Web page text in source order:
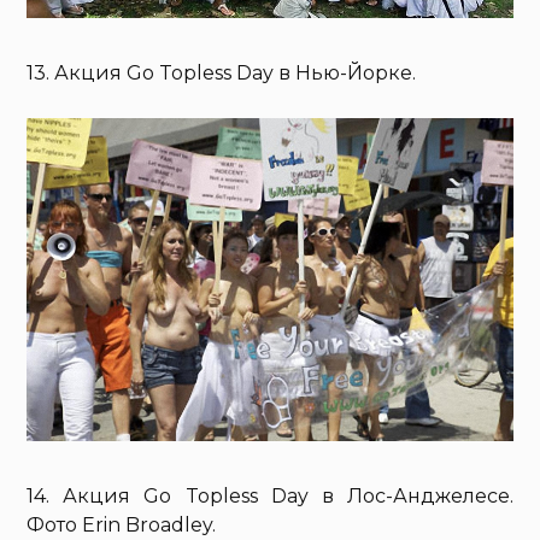
13. Акция Go Topless Day в Нью-Йорке.
14. Акция Go Topless Day в Лос-Анджелесе.
Фото Erin Broadley.